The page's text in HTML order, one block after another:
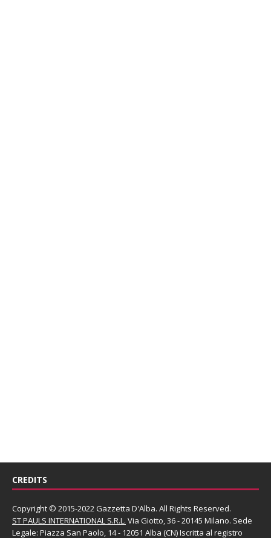
CREDITS
Copyright © 2015-2022 Gazzetta D'Alba. All Rights Reserved.
ST PAULS INTERNATIONAL S.R.L. Via Giotto, 36 - 20145 Milano. Sede
Legale: Piazza San Paolo, 14 - 12051 Alba (CN) Iscritta al registro